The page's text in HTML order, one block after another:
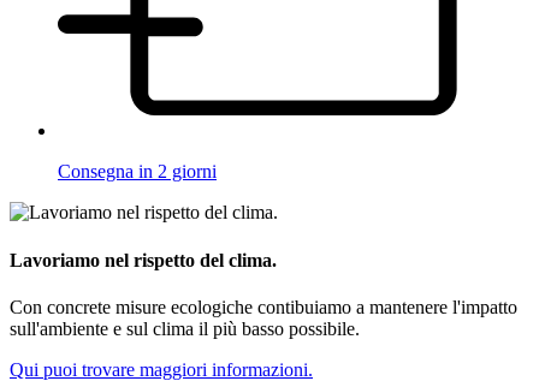
Consegna in 2 giorni
Lavoriamo nel rispetto del clima.
Con concrete misure ecologiche contibuiamo a mantenere l'impatto
sull'ambiente e sul clima il più basso possibile.
Qui puoi trovare maggiori informazioni.